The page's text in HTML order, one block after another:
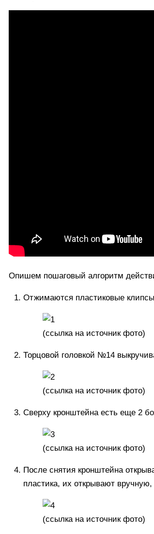
Опишем пошаговый алгоритм
Отжимаются пластиковые
(ссылка на источник фото)
Торцовой головкой №14
(ссылка на источник фото)
Сверху кронштейна есть еще 2
(ссылка на источник фото)
После снятия кронштейна
пластика, их открывают
(ссылка на источник фото)